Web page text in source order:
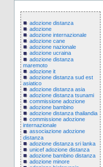
adozione distanza
adozione
adozione internazionale
adozione cane
adozione nazionale
adozione ucraina
adozione distanza
maremoto
adozione it
adozione distanza sud est
asiatico
adozione distanza asia
adozione distanza tsunami
commissione adozione
adozione bambino
adozione distanza thailandia
commissione adozione
internazionale
associazione adozione
distanza
adozione distanza sri lanka
unicef adozione distanza
adozione bambino distanza
adozione minore